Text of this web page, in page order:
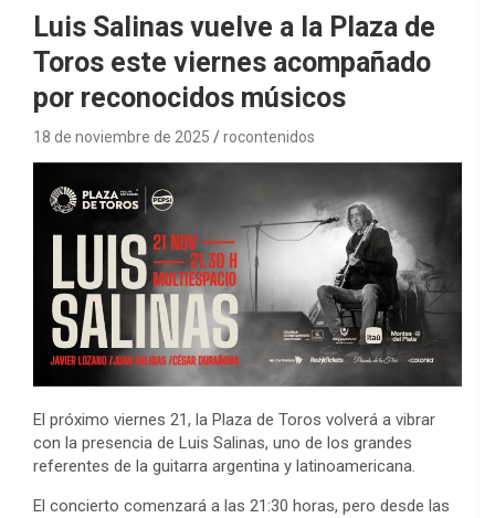
Luis Salinas vuelve a la Plaza de
Toros este viernes acompañado
por reconocidos músicos
18 de noviembre de 2025 rocontenidos
El próximo viernes 21, la Plaza de Toros volverá a vibrar
con la presencia de Luis Salinas, uno de los grandes
referentes de la guitarra argentina y latinoamericana.
El concierto comenzará a las 21:30 horas, pero desde las